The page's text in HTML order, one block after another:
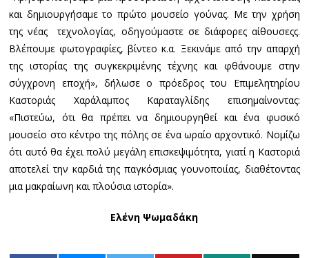
και δημιουργήσαμε το πρώτο μουσείο γούνας. Με την χρήση
της νέας τεχνολογίας, οδηγούμαστε σε διάφορες αίθουσεςς.
Βλέπουμε φωτογραφίες, βίντεο κ.α. Ξεκινάμε από την απαρχή
της ιστορίας της συγκεκριμένης τέχνης και φθάνουμε στην
σύγχρονη εποχή», δήλωσε ο πρόεδρος του Επιμελητηρίου
Καστοριάς Χαράλαμπος Καραταγλίδης επισημαίνοντας:
«Πιστεύω, ότι θα πρέπει να δημιουργηθεί και ένα φυσικό
μουσείο στο κέντρο της πόλης σε ένα ωραίο αρχοντικό. Νομίζω
ότι αυτό θα έχει πολύ μεγάλη επισκεψιμότητα, γιατί η Καστοριά
αποτελεί την καρδιά της παγκόσμιας γουνοποιίας, διαθέτοντας
μια μακραίωνη και πλούσια ιστορία».
Ελένη Ψωμαδάκη